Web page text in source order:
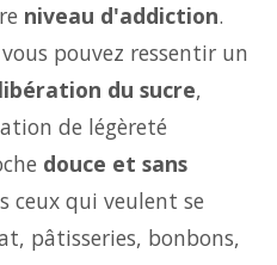
niveau d'addiction.
pouvez ressentir un
libération du sucre,
de légèreté
douce et sans
ceux qui veulent se
pâtisseries, bonbons,